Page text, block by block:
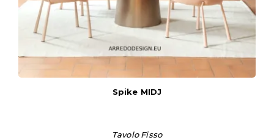
Spike MIDJ
Tavolo Fisso